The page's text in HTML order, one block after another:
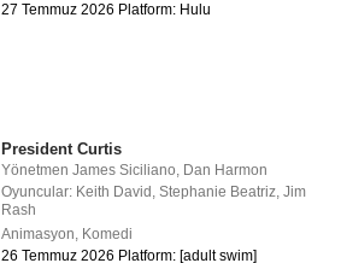
27 Temmuz 2026 Platform: Hulu
President Curtis
YönetmenJames Siciliano Dan Harmon
Oyuncular: Keith David ,Stephanie Beatriz ,Jim
Rash
Animasyon Komedi
26 Temmuz 2026 Platform: [adult swim]